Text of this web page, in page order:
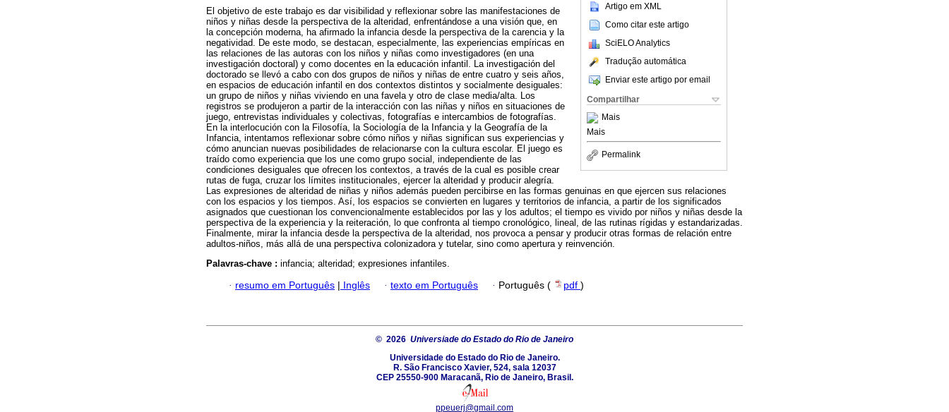
Artigo em XML
Como citar este artigo
SciELO Analytics
Tradução automática
Enviar este artigo por email
Compartilhar
Mais
Mais
Permalink
El objetivo de este trabajo es dar visibilidad y reflexionar sobre las manifestaciones de
niños y niñas desde la perspectiva de la alteridad, enfrentándose a una visión que, en
la concepción moderna, ha afirmado la infancia desde la perspectiva de la carencia y la
negatividad. De este modo, se destacan, especialmente, las experiencias empíricas en
las relaciones de las autoras con los niños y niñas como investigadores (en una
investigación doctoral) y como docentes en la educación infantil. La investigación del
doctorado se llevó a cabo con dos grupos de niños y niñas de entre cuatro y seis años,
en espacios de educación infantil en dos contextos distintos y socialmente desiguales:
un grupo de niños y niñas viviendo en una favela y otro de clase media/alta. Los
registros se produjeron a partir de la interacción con las niñas y niños en situaciones de
juego, entrevistas individuales y colectivas, fotografías e intercambios de fotografías.
En la interlocución con la Filosofía, la Sociología de la Infancia y la Geografía de la
Infancia, intentamos reflexionar sobre cómo niños y niñas significan sus experiencias y
cómo anuncian nuevas posibilidades de relacionarse con la cultura escolar. El juego es
traído como experiencia que los une como grupo social, independiente de las
condiciones desiguales que ofrecen los contextos, a través de la cual es posible crear
rutas de fuga, cruzar los límites institucionales, ejercer la alteridad y producir alegría.
Las expresiones de alteridad de niñas y niños además pueden percibirse en las formas genuinas en que ejercen sus relaciones
con los espacios y los tiempos. Así, los espacios se convierten en lugares y territorios de infancia, a partir de los significados
asignados que cuestionan los convencionalmente establecidos por las y los adultos; el tiempo es vivido por niños y niñas desde la
perspectiva de la experiencia y la reiteración, lo que confronta al tiempo cronológico, lineal, de las rutinas rígidas y estandarizadas.
Finalmente, mirar la infancia desde la perspectiva de la alteridad, nos provoca a pensar y producir otras formas de relación entre
adultos-niños, más allá de una perspectiva colonizadora y tutelar, sino como apertura y reinvención.
Palavras-chave : infancia; alteridad; expresiones infantiles.
· resumo em Português | Inglês · texto em Português · Português ( pdf )
© 2026 Universiade do Estado do Rio de Janeiro
Universidade do Estado do Rio de Janeiro.
R. São Francisco Xavier, 524, sala 12037
CEP 25550-900 Maracanã, Rio de Janeiro, Brasil.
ppeuerj@gmail.com